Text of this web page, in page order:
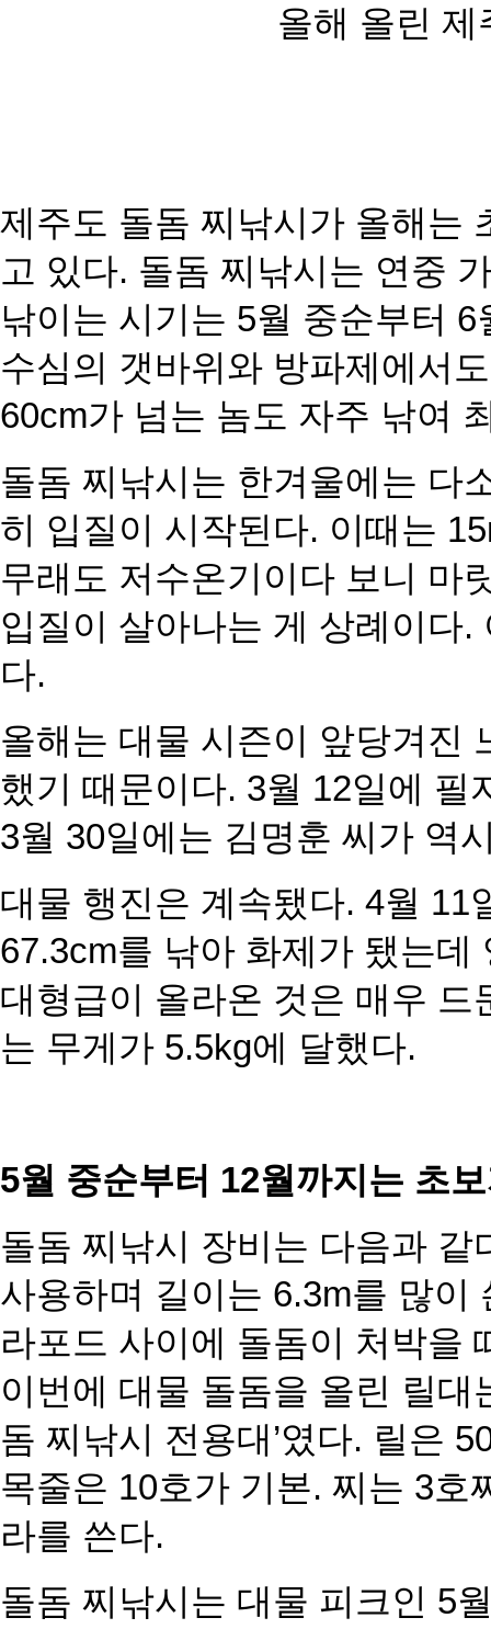
올해 올린 제
제주도 돌돔 찌낚시가 올해는
고 있다. 돌돔 찌낚시는 연중
낚이는 시기는 5월 중순부터 6
수심의 갯바위와 방파제에서
60cm가 넘는 놈도 자주 낚여
돌돔 찌낚시는 한겨울에는 다
히 입질이 시 작된다. 이때는
무래도 저수온기이다 보 니 마
입질이 살아나는 게 상례이다.
다.
올해는 대물 시즌이 앞당겨진
했기 때문이 다. 3월 12일에 필
3월 30일에는 김명훈 씨가 역
대물 행진은 계속됐다. 4월 11
67.3cm를 낚아 화제가 됐는데
대형급이 올라온 것은 매우 드
는 무게가 5.5kg에 달했다.
5월 중순부터 12월까지는 초
돌돔 찌낚시 장비는 다음과
사용하며 길 이는 6.3m를 많이
라포드 사이에 돌돔이 처 박을
이번에 대물 돌돔을 올린 릴대
돔 찌낚시 전용대’였다. 릴은
목줄은 10호가 기본. 찌는 3호
라를 쓴다.
돌돔 찌낚시는 대물 피크인 5